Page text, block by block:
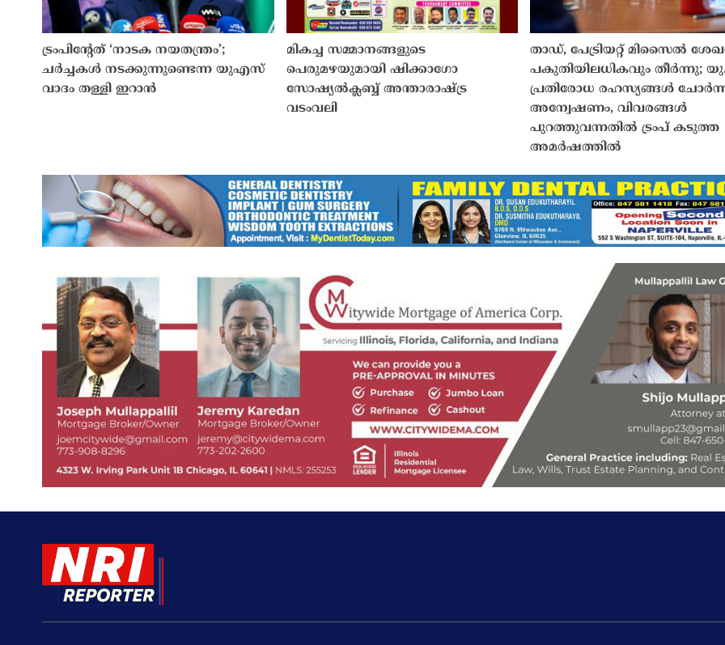
ട്രംപിൻ്റേത് ‘നാടക നയതന്ത്രം’;
ചർച്ചകൾ നടക്കുന്നുണ്ടെന്ന യുഎസ്
വാദം തള്ളി ഇറാൻ
മികച്ച സമ്മാനങ്ങളുടെ
പെരുമഴയുമായി ഷിക്കാഗോ
സോഷ്യൽക്ലബ്ബ് അന്താരാഷ്‌ട്ര
വടംവലി
താഡ്, പേട്രിയറ്റ് മിസൈൽ
പകുതിയിലധികവും തീർന്നു;
പ്രതിരോധ രഹസ്യങ്ങൾ
അന്വേഷണം, വിവരങ്ങൾ
പുറത്തുവന്നതിൽ ട്രംപ് കടുത്ത
അമർഷത്തിൽ